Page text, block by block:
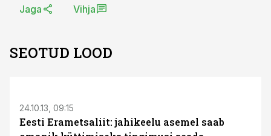
Jaga Vihja
SEOTUD LOOD
24.10.13, 09:15
Eesti Erametsaliit: jahikeelu asemel saab